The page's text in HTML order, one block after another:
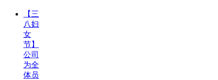
【三
八妇
女
节】
公司
为全
体员